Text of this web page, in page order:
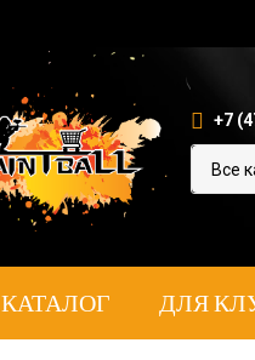
+7
КАТАЛОГ ДЛЯ